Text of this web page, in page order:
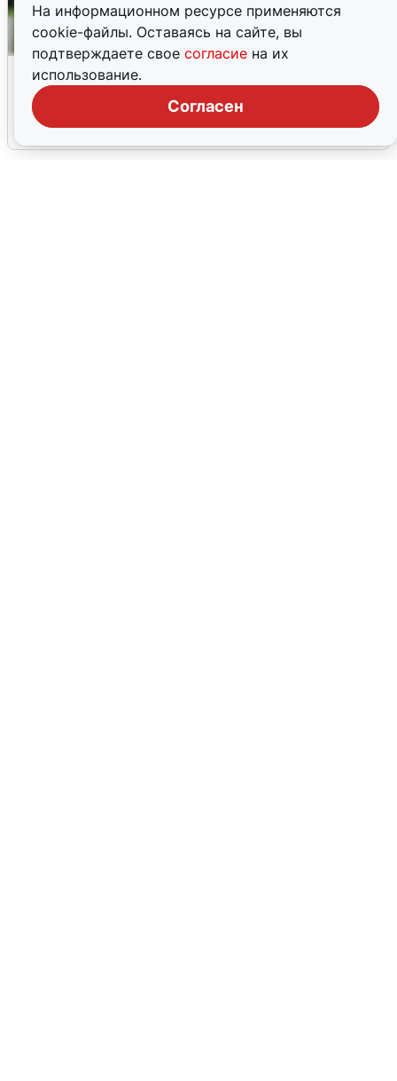
На информационном ресурсе применяются
cookie-файлы. Оставаясь на сайте, вы
подтверждаете свое согласие на их
использование.
Согласен
Волгоградцы остались без
мобильного интернета
6 августа 0